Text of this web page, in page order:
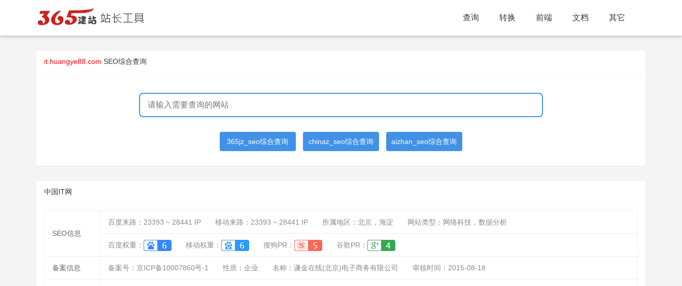
查询 转换 前端 文档 其它
it.huangye88.com SEO综合查询
365jz_seo综合查询 chinaz_seo综合查询 aizhan_seo综合查询
中国IT网
SEO信息
百度来路： 23393 ~ 28441 IP 移动来路： 23393 ~ 28441 IP 所属地区：北京，海淀 网站类型：网络科技，数据分析
百度权重： 移动权重： 搜狗PR： 谷歌PR：
备案信息 备案号：京ICP备10007860号-1 性质： 企业 名称： 谦金在线(北京)电子商务有限公司 审核时间： 2015-08-18